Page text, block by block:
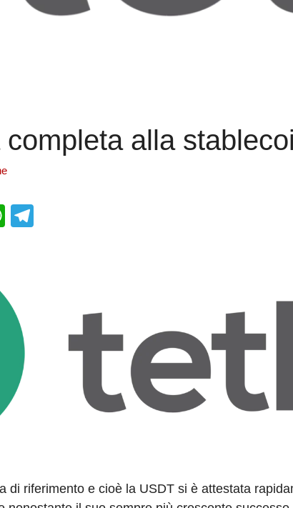
completa alla
W
A
di riferimento e cioè la USDT si è attestata